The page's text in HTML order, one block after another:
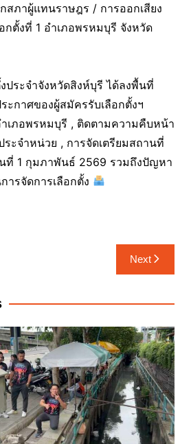
สภาผู้แทนราษฎร / การออกเสียง
กตั้งที่ 1 อำเภอพรหมบุรี จังหวัด
ประจำจังหวัดสิงห์บุรี ได้ลงพื้นที่
ะกาศของผู้สมัครรับเลือกตั้งฯ
เภอพรหมบุรี , ติดตามความคืบหน้า
ะจำหน่วย , การจัดเตรียมสถานที่
ที่ 1 กุมภาพันธ์ 2569 รวมถึงปัญหา
ารจัดการเลือกตั้ง
Next